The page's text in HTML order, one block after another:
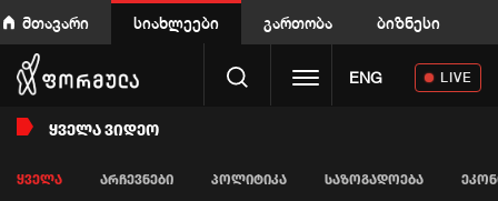
მთავარი სიახლეები გართობა ბიზნესი
Toggle navigation
ENG LIVE
ᲧᲕᲔᲚᲐ ᲕᲘᲓᲔᲝ
ᲧᲕᲔᲚᲐ ᲐᲠᲩᲔᲕᲜᲔᲑᲘ ᲞᲝᲚᲘᲢᲘᲙᲐ ᲡᲐᲖᲝᲒᲐᲓᲝᲔᲑᲐ